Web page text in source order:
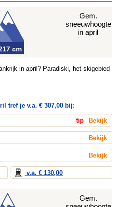
in april? Paradiski, het skigebied
cm
Gem.
sneeuwhoogte
in april
tref je v.a. € 307,00 bij:
tip Bekijk
Bekijk
Bekijk
v.a. € 130,00
Gem.